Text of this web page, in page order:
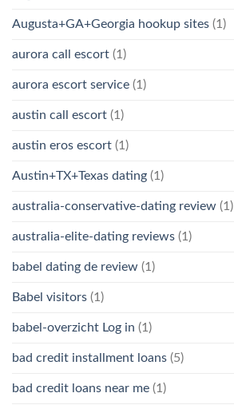
Augusta+GA+Georgia hookup sites (1)
aurora call escort (1)
aurora escort service (1)
austin call escort (1)
austin eros escort (1)
Austin+TX+Texas dating (1)
australia-conservative-dating review (1)
australia-elite-dating reviews (1)
babel dating de review (1)
Babel visitors (1)
babel-overzicht Log in (1)
bad credit installment loans (5)
bad credit loans near me (1)